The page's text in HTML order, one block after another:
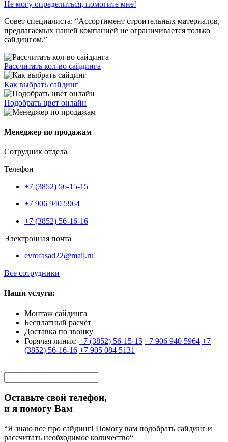
Не могу определиться, помогите мне!
Совет специалиста: “Ассортимент строительных материалов,
предлагаемых нашей компанией не ограничивается только
сайдингом.”
Рассчитать кол-во сайдинга
Как выбрать сайдинг
Подобрать цвет онлайн
Менеджер по продажам
Сотрудник отдела
Телефон
+7 (3852) 56-15-15
+7 906 940 5964
+7 (3852) 56-16-16
Электронная почта
evrofasad22@mail.ru
Все сотрудники
Наши услуги:
Монтаж сайдинга
Бесплатный расчёт
Доставка по звонку
Горячая линия: +7 (3852) 56-15-15 +7 906 940 5964 +7
(3852) 56-16-16 +7 905 084 5131
Оставьте свой телефон,
и я помогу Вам
“Я знаю все про сайдинг! Помогу вам подобрать сайдинг и
рассчитать необходимое количество“